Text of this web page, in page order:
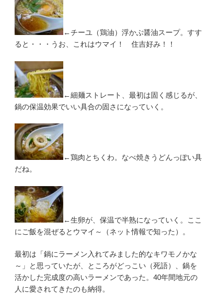
←チーユ（鶏油）浮かぶ醤油スープ。すす
ると・・・うお、これはウマイ！ 住吉好み！！
←細麺ストレート、最初は固く感じるが、
鍋の保温効果でいい具合の固さになっていく。
←鶏肉とちくわ。なべ焼きうどんっぽい具
だね。
←生卵が、保温で半熟になっていく。ここ
にご飯を混ぜるとウマイ～（ネット情報で知った）。
最初は「鍋にラーメン入れてみました的なキワモノかな
～」と思っていたが、ところがどっこい（死語）、鍋を
活かした完成度の高いラーメンであった。40年間地元の
人に愛されてきたのも納得。